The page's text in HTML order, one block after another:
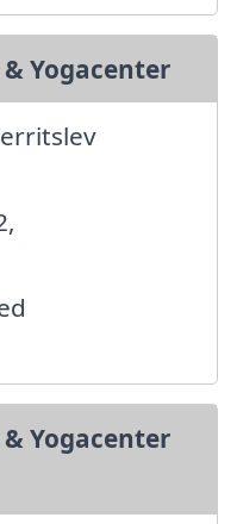
Yogacenter
Yogacenter